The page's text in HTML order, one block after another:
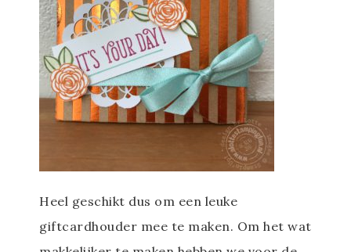
Heel geschikt dus om een leuke
giftcardhouder mee te maken. Om het wat